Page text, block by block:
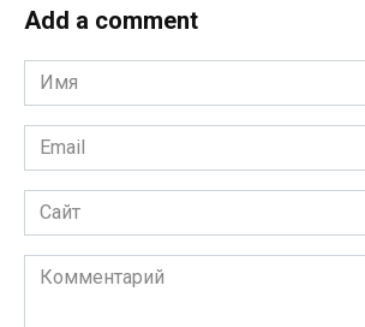
Add a comment
Имя
*
Email
*
Сайт
Комментарий